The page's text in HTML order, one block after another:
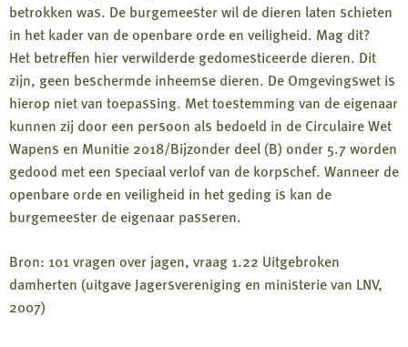
betrokken was. De burgemeester wil de dieren laten schieten
in het kader van de openbare orde en veiligheid. Mag dit?
Het betreffen hier verwilderde gedomesticeerde dieren. Dit
zijn, geen beschermde inheemse dieren. De Omgevingswet is
hierop niet van toepassing. Met toestemming van de eigenaar
kunnen zij door een persoon als bedoeld in de Circulaire Wet
Wapens en Munitie 2018/Bijzonder deel (B) onder 5.7 worden
gedood met een speciaal verlof van de korpschef. Wanneer de
openbare orde en veiligheid in het geding is kan de
burgemeester de eigenaar passeren.
Bron: 101 vragen over jagen, vraag 1.22 Uitgebroken
damherten (uitgave Jagersvereniging en ministerie van LNV,
2007)